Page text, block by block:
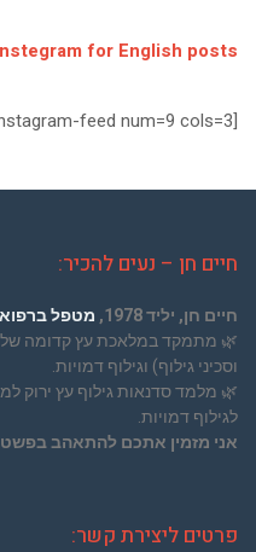
for English posts
[instagram-feed num=9 cols=3]
חיים חן – נעים להכיר:
חיים חן, יליד 1978, מטפל
🌿 מתמקד במלאכת עץ קדומה של
וסכיני גילוף) וגילוף דמויות.
🌿 מלמד סדנאות גילוף עץ ירוק
לגילוף דמויות.
אני מזמין אתכם להתאהב
פרטים ליצירת קשר: